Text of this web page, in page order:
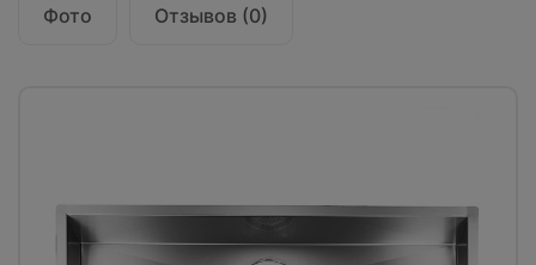
Фото Отзывов (0)